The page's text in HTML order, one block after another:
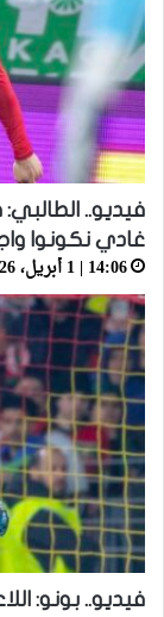
فيديو.. الطالبي:
غادي نكونوا
14:06 | 1 أبريل، 2026
فيديو.. بونو: